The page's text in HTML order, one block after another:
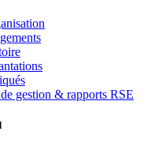
gestion & rapports RSE